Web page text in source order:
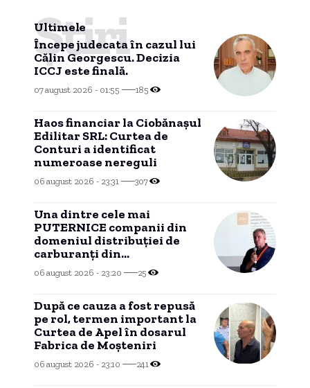
Ultimele
Știri
Începe judecata în cazul lui
Călin Georgescu. Decizia
ICCJ este finală.
07 august 2026 - 01:55 185
Haos financiar la Ciobănașul
Edilitar SRL: Curtea de
Conturi a identificat
numeroase nereguli
06 august 2026 - 23:31 307
Una dintre cele mai
PUTERNICE companii din
domeniul distribuției de
carburanți din
CONSTANȚA, investiție în
Portul Tisovița.
06 august 2026 - 23:20 25
După ce cauza a fost repusă
pe rol, termen important la
Curtea de Apel în dosarul
Fabrica de Moșteniri
06 august 2026 - 23:10 241